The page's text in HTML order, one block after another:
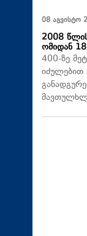
08 აგვისტო
2008
ომიდან
400-ზე
იძულებით